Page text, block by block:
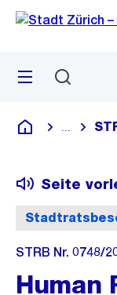
Sprunglink
Menü
Deutsch
Blende
Seite
STRB Nr. 0748/
Human